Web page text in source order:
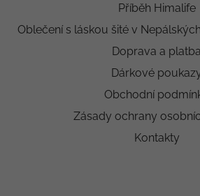
Příběh Himalife
Oblečení s láskou šité v
Doprava a platba
Dárkové
Obchodní
Zásady ochrany
Kontakty